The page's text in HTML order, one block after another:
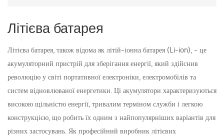
Літієва батарея
Літієва батарея, також відома як літій-іонна батарея (Li-ion), - це
акумуляторний пристрій для зберігання енергії, який здійснив
революцію у світі портативної електроніки, електромобілів та
систем відновлюваної енергетики. Ці акумулятори характеризуються
високою щільністю енергії, тривалим терміном служби і легкою
конструкцією, що робить їх одним з найпопулярніших варіантів для
різних застосувань. Як професійний виробник літієвих